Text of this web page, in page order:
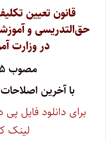
قانون تعیین
حق‌التدریسی و
در وزارت
مصوب ۱۳۸۸/۰۷/۱۵
با آخرین اصلاحات تا
برای دانلود فایل
لینک